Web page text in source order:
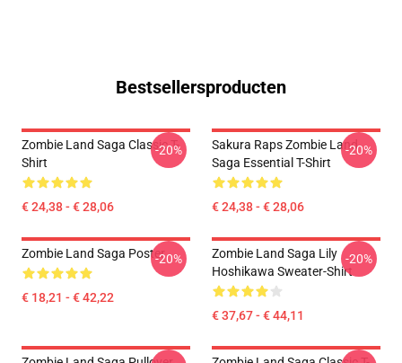
Bestsellersproducten
Zombie Land Saga Classic T-
Shirt
€ 24,38 - € 28,06
-20%
Sakura Raps Zombie Land
Saga Essential T-Shirt
€ 24,38 - € 28,06
-20%
Zombie Land Saga Poster
€ 18,21 - € 42,22
-20%
Zombie Land Saga Lily
Hoshikawa Sweater-Shirt
€ 37,67 - € 44,11
-20%